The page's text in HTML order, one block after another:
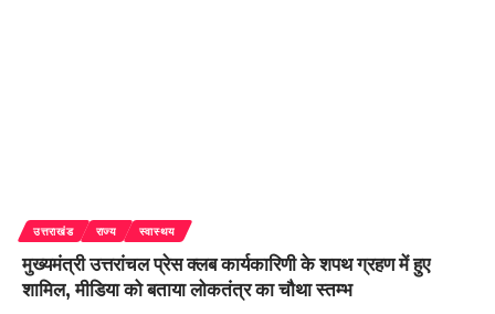
उत्तराखंड राज्य स्वास्थय
मुख्यमंत्री उत्तरांचल प्रेस क्लब कार्यकारिणी के शपथ ग्रहण में हुए
शामिल, मीडिया को बताया लोकतंत्र का चौथा स्तम्भ